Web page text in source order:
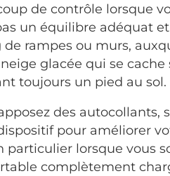
de contrôle lorsque
un équilibre adéquat
rampes ou murs,
glacée qui se
toujours un pied au sol.
des autocollants,
pour améliorer
particulier lorsque vous
complètement